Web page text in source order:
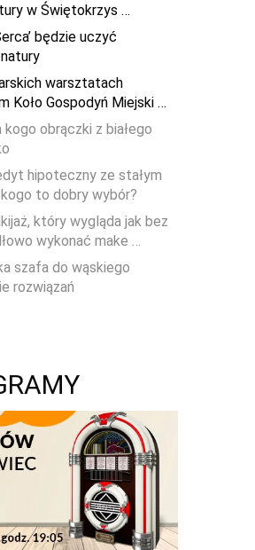
w Świętokrzys …
będzie uczyć
warsztatach
Koło Gospodyń Miejski …
kogo obrączki z białego
hipoteczny ze stałym
to dobry wybór?
który wygląda jak bez
wykonać make …
szafa do wąskiego
rozwiązań